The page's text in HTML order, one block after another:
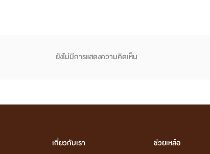
ยังไม่มีการแสดงความคิดเห็น
เกี่ยวกับเรา
ช่วยเหลือ